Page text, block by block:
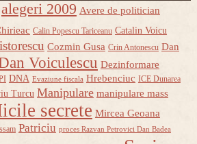
alegeri 2009 Avere de politician
Calin Popescu Tariceanu Catalin Voicu
Cozmin Gusa Crin Antonescu Dan
Voiculescu Dezinformare
DNA Evaziune fiscala Hrebenciuc ICE Dunarea
Turcu Manipulare manipulare mass
secrete Mircea Geoana
Patriciu proces Razvan Petrovici Dan Badea